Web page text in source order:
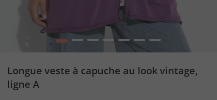
1 2 3 5 6 7
Longue veste à capuche au look vintage,
ligne A